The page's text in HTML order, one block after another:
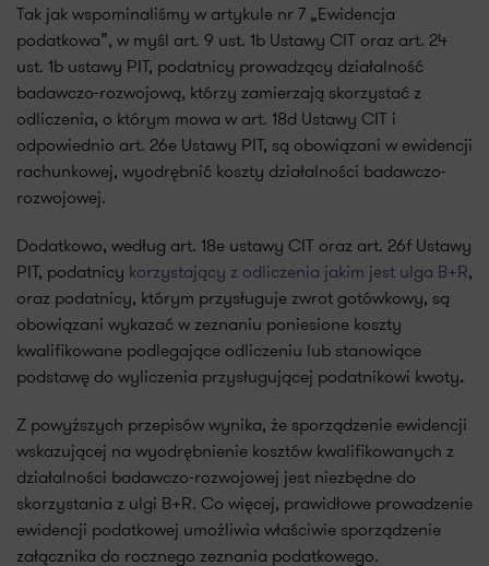
Tak jak wspominaliśmy w artykule nr 7 „Ewidencja
podatkowa”, w myśl art. 9 ust. 1b Ustawy CIT oraz art. 24
ust. 1b ustawy PIT, podatnicy prowadzący działalność
badawczo-rozwojową, którzy zamierzają skorzystać z
odliczenia, o którym mowa w art. 18d Ustawy CIT i
odpowiednio art. 26e Ustawy PIT, są obowiązani w ewidencji
rachunkowej, wyodrębnić koszty działalności badawczo-
rozwojowej.
Dodatkowo, według art. 18e ustawy CIT oraz art. 26f Ustawy
PIT, podatnicy korzystający z odliczenia jakim jest ulga B+R,
oraz podatnicy, którym przysługuje zwrot gotówkowy, są
obowiązani wykazać w zeznaniu poniesione koszty
kwalifikowane podlegające odliczeniu lub stanowiące
podstawę do wyliczenia przysługującej podatnikowi kwoty.
Z powyższych przepisów wynika, że sporządzenie ewidencji
wskazującej na wyodrębnienie kosztów kwalifikowanych z
działalności badawczo-rozwojowej jest niezbędne do
skorzystania z ulgi B+R. Co więcej, prawidłowe prowadzenie
ewidencji podatkowej umożliwia właściwie sporządzenie
załącznika do rocznego zeznania podatkowego.